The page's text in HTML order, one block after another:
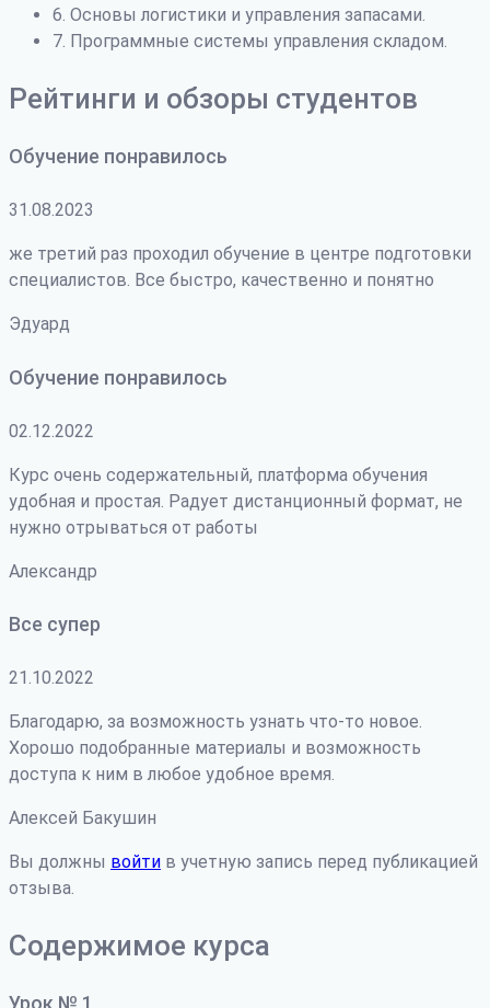
6. Основы логистики и управления запасами.
7. Программные системы управления складом.
Рейтинги и обзоры студентов
Обучение понравилось
31.08.2023
же третий раз проходил обучение в центре подготовки
специалистов. Все быстро, качественно и понятно
Эдуард
Обучение понравилось
02.12.2022
Курс очень содержательный, платформа обучения
удобная и простая. Радует дистанционный формат, не
нужно отрываться от работы
Александр
Все супер
21.10.2022
Благодарю, за возможность узнать что-то новое.
Хорошо подобранные материалы и возможность
доступа к ним в любое удобное время.
Алексей Бакушин
Вы должны войти в учетную запись перед публикацией
отзыва.
Содержимое курса